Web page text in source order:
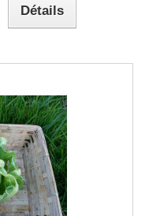
Détails